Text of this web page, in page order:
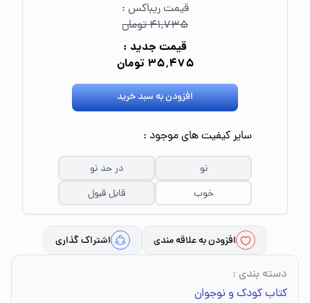
قیمت ریباکس :
۴۱٬۷۳۵ تومان
قیمت جدید :
۳۵٬۴۷۵ تومان
افزودن به سبد خرید
سایر کیفیت های موجود :
نو
در حد نو
خوب
قابل قبول
افزودن به علاقه مندی اشتراک گذاری
دسته بندی :
کتاب کودک و نوجوان